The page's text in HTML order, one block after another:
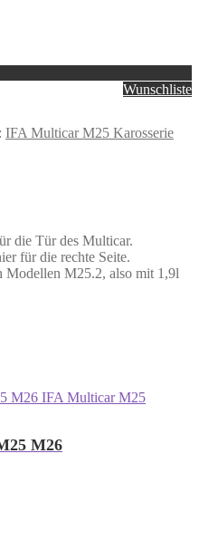
Wunschliste
IFA Multicar M25 Karosserie
die Tür des Multicar.
für die rechte Seite.
Modellen M25.2, also mit 1,9l
M26